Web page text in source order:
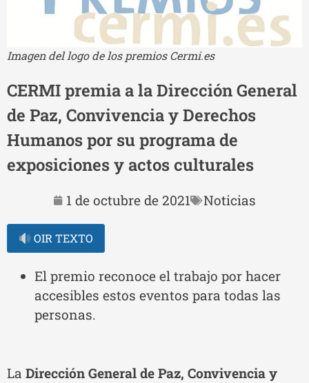
Imagen del logo de los premios Cermi.es
CERMI premia a la Dirección General
de Paz, Convivencia y Derechos
Humanos por su programa de
exposiciones y actos culturales
1 de octubre de 2021 Noticias
OIR TEXTO
El premio reconoce el trabajo por hacer
accesibles estos eventos para todas las
personas.
La Dirección General de Paz, Convivencia y